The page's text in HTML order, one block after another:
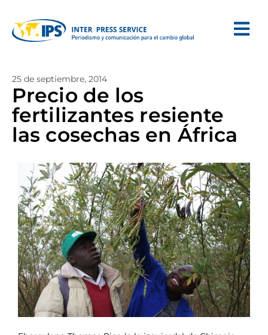
25 de septiembre, 2014
Precio de los
fertilizantes resiente
las cosechas en África